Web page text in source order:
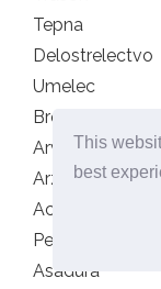
This
best
Tepna
Delostrelectvo
Umelec
Breh
Arvejón
Arzolla
Ace
Pečenie
Asadura